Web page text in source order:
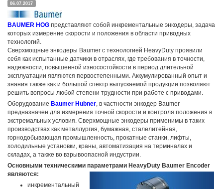
06.07.2017
BAUMER HOG представляют собой инкрементальные энкодеры, задача
которых измерение скорости и положения в области приводных
технологий.
Сверхмощные энкодеры Baumer с технологией HeavyDuty проявили
себя как испытанные датчики в отраслях, где требования в точности,
надежности, повышенной износостойкости в период длительной
эксплуатации являются первостепенными. Аккумулированный опыт и
знания также как и большой спектр выпускаемой продукции позволяют
решить вопросы любой степени трудности при работе с приводами.
Оборудование Baumer Hubner , в частности энкодер Baumer
предназначен для измерения точной скорости и контроля положения в
экстремальных условия. Сверхмощные энкодеры применимы в таких
производствах как металлургия, бумажная, сталелитейная,
горнодобывающая промышленность, прокатные станки, лифты,
холодильные установки, краны, автоматизация на терминалах и
складах, а также во взрывоопасной индустрии.
Основными техническими параметрами HeavyDuty Baumer Encoder
являются:
инкрементальный